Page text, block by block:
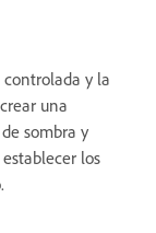
y la
una
sombra y
los